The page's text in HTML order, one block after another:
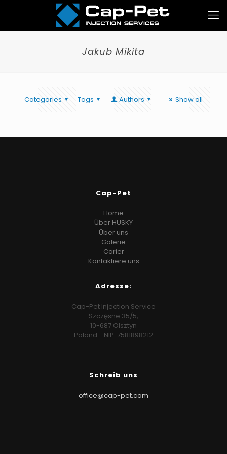
Jakub Mikita
Categories Tags Authors Show all
Cap-Pet
Home
Über HUSKY
Über uns
Galerie
Carier
Kontaktiere uns
Adresse:
Cap-Pet Injection Service
Szczęsne 35/5,
10-687 Olsztyn
Poland - NIP: 7581898212
Schreib uns
office@cap-pet.com